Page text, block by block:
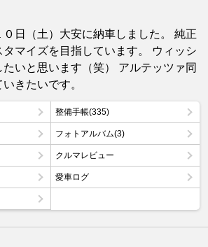
０日（土）大安に納車しました。 純正
マイズを目指しています。 ウィッシ
たいと思います（笑） アルテッツァ同
きたいです。
整備手帳(335)
フォトアルバム(3)
クルマレビュー
愛車ログ